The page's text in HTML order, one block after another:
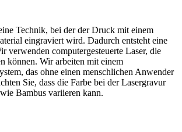
Technik, bei der der Druck mit einem
eingraviert wird. Dadurch entsteht eine
verwenden computergesteuerte Laser, die
können. Wir arbeiten mit einem
das ohne einen menschlichen Anwender
Sie, dass die Farbe bei der Lasergravur
Bambus variieren kann.